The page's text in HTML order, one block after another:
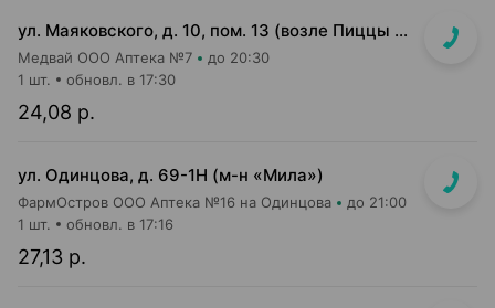
ул. Маяковского, д. 10, пом. 13 (возле Пиццы Мании)
Медвай ООО Аптека №7 до 20:30
24,08 р.
1 шт. обновл. в 17:30
ул. Одинцова, д. 69-1Н (м-н «Мила»)
ФармОстров ООО Аптека №16 на Одинцова до 21:00
27,13 р.
1 шт. обновл. в 17:16